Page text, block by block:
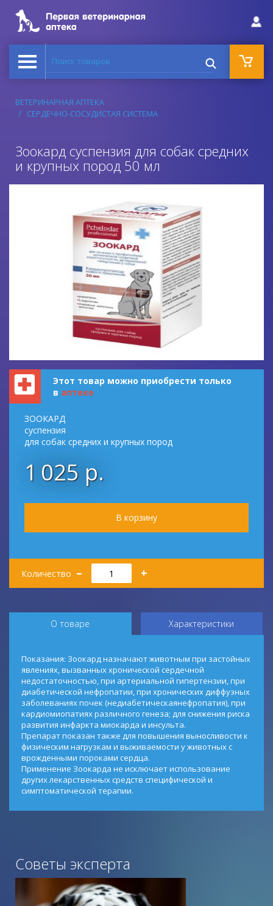
Поиск товаров
ВЕТЕРИНАРНАЯ АПТЕКА
СЕРДЕЧНО-СОСУДИСТАЯ СИСТЕМА
Зоокард суспензия для собак средних
и крупных пород 50 мл
Этот товар можно приобрести только
в аптеке
ЗООКАРД
суспензия
для собак средних и крупных пород
1 025 р.
Количество
Количество
– +
О товаре Характеристики
Показания: Зоокард назначают животным при застойных
явлениях, вызванных хронической сердечной
недостаточностью, при артериальной гипертензии, при
диабетической нефропатии, при хронических диффузных
заболеваниях почек (недиабетическаянефропатия), при
кардиомиопатиях различного генеза; для снижения риска
развития инфаркта миокарда и инсульта.
Препарат показан также для повышения выносливости к
физическим нагрузкам и выживаемости у животных с
врожденными пороками сердца.
Применение Зоокарда не исключает использование
других лекарственных средств специфической и
симптоматической терапии.
Советы эксперта